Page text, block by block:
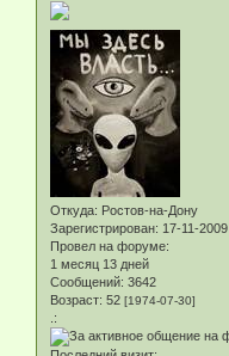
Откуда: Ростов-на-Дону
Зарегистрирован: 17-11-2009
Провел на форуме:
1 месяц 13 дней
Сообщений: 3642
Возраст: 52 [1974-07-30]
.: